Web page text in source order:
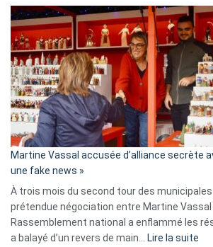
Martine Vassal accusée d’alliance secrète
une fake news »
À trois mois du second tour des municipales
prétendue négociation entre Martine Vassal
Rassemblement national a enflammé les
a balayé d’un revers de main…
Lire la suite